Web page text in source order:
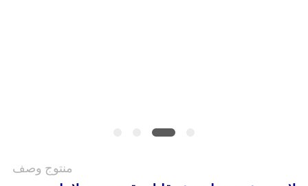
منتوج وصف